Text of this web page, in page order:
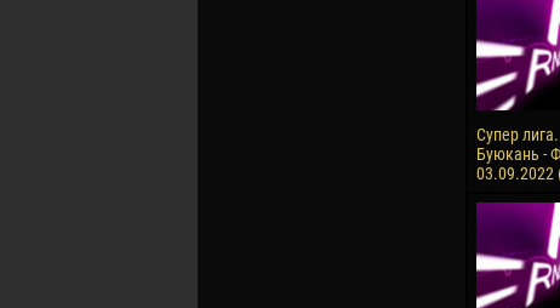
Супер
Буюкань -
03.09.2022